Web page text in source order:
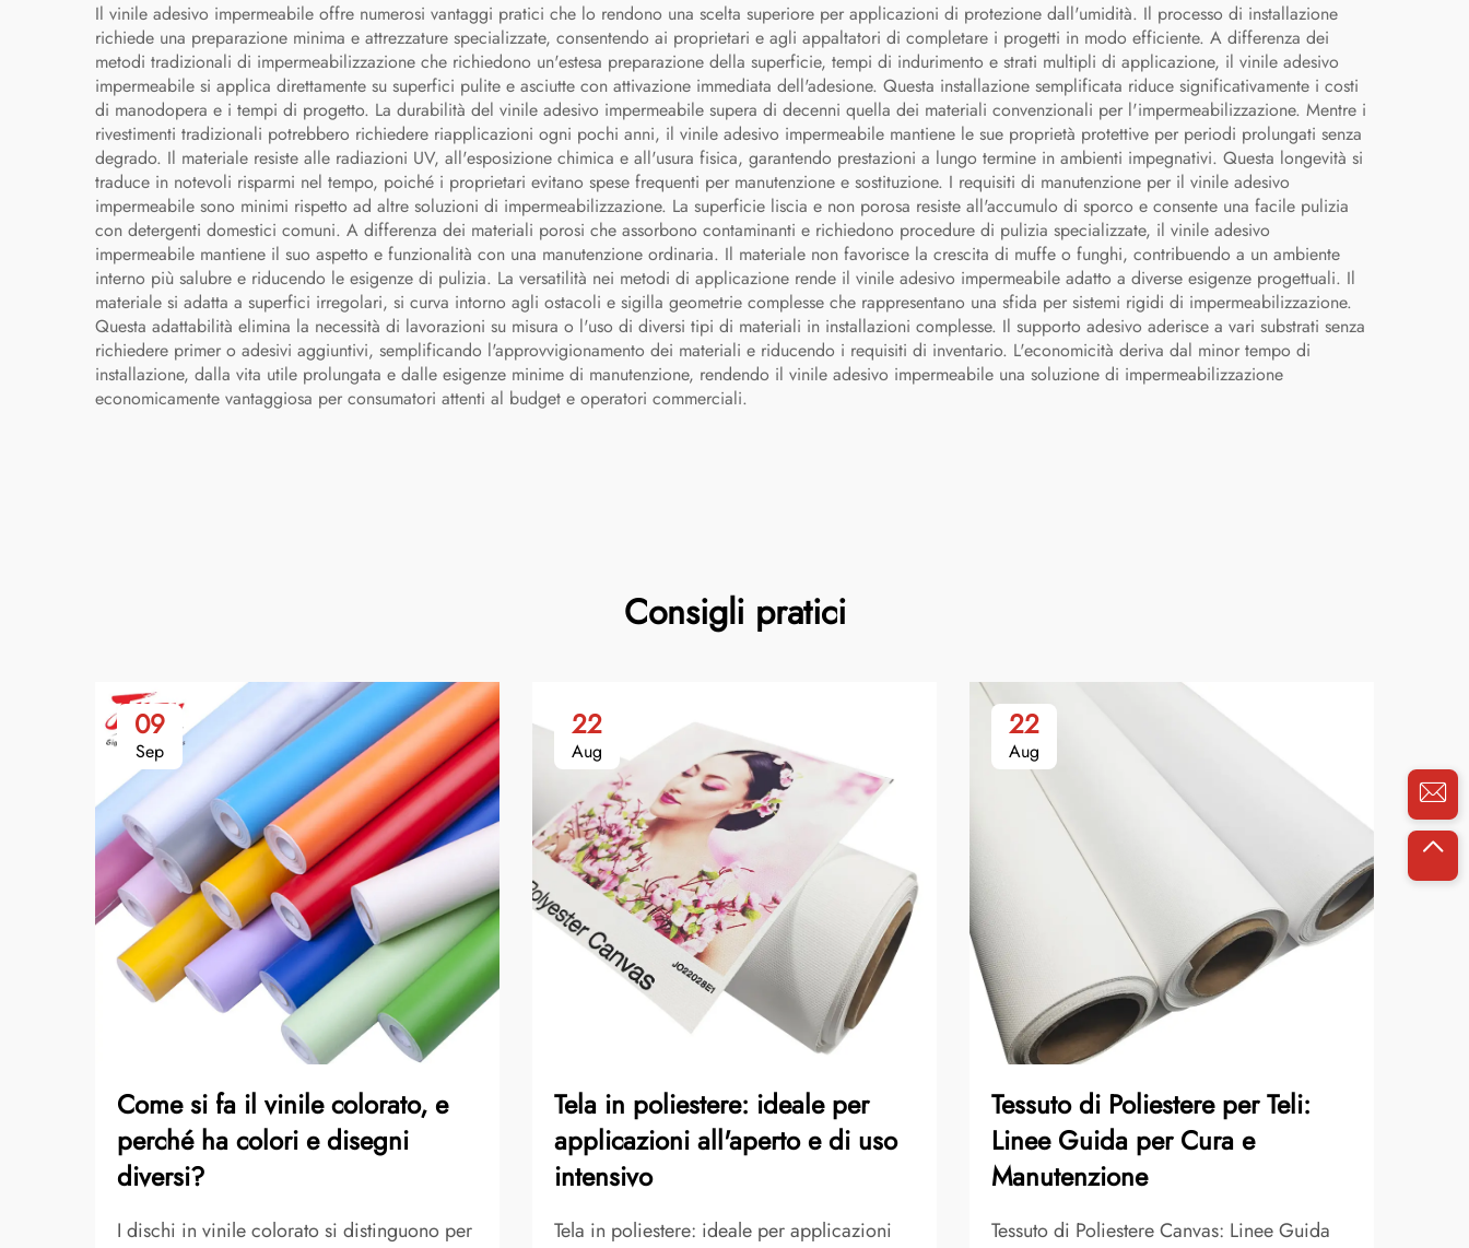
Il vinile adesivo impermeabile offre numerosi vantaggi pratici che lo rendono una scelta superiore per applicazioni di protezione dall'umidità. Il processo di installazione
richiede una preparazione minima e attrezzature specializzate, consentendo ai proprietari e agli appaltatori di completare i progetti in modo efficiente. A differenza dei
metodi tradizionali di impermeabilizzazione che richiedono un'estesa preparazione della superficie, tempi di indurimento e strati multipli di applicazione, il vinile adesivo
impermeabile si applica direttamente su superfici pulite e asciutte con attivazione immediata dell'adesione. Questa installazione semplificata riduce significativamente i costi
di manodopera e i tempi di progetto. La durabilità del vinile adesivo impermeabile supera di decenni quella dei materiali convenzionali per l'impermeabilizzazione. Mentre i
rivestimenti tradizionali potrebbero richiedere riapplicazioni ogni pochi anni, il vinile adesivo impermeabile mantiene le sue proprietà protettive per periodi prolungati senza
degrado. Il materiale resiste alle radiazioni UV, all'esposizione chimica e all'usura fisica, garantendo prestazioni a lungo termine in ambienti impegnativi. Questa longevità si
traduce in notevoli risparmi nel tempo, poiché i proprietari evitano spese frequenti per manutenzione e sostituzione. I requisiti di manutenzione per il vinile adesivo
impermeabile sono minimi rispetto ad altre soluzioni di impermeabilizzazione. La superficie liscia e non porosa resiste all'accumulo di sporco e consente una facile pulizia
con detergenti domestici comuni. A differenza dei materiali porosi che assorbono contaminanti e richiedono procedure di pulizia specializzate, il vinile adesivo
impermeabile mantiene il suo aspetto e funzionalità con una manutenzione ordinaria. Il materiale non favorisce la crescita di muffe o funghi, contribuendo a un ambiente
interno più salubre e riducendo le esigenze di pulizia. La versatilità nei metodi di applicazione rende il vinile adesivo impermeabile adatto a diverse esigenze progettuali. Il
materiale si adatta a superfici irregolari, si curva intorno agli ostacoli e sigilla geometrie complesse che rappresentano una sfida per sistemi rigidi di impermeabilizzazione.
Questa adattabilità elimina la necessità di lavorazioni su misura o l'uso di diversi tipi di materiali in installazioni complesse. Il supporto adesivo aderisce a vari substrati senza
richiedere primer o adesivi aggiuntivi, semplificando l'approvvigionamento dei materiali e riducendo i requisiti di inventario. L'economicità deriva dal minor tempo di
installazione, dalla vita utile prolungata e dalle esigenze minime di manutenzione, rendendo il vinile adesivo impermeabile una soluzione di impermeabilizzazione
economicamente vantaggiosa per consumatori attenti al budget e operatori commerciali.
Consigli pratici
09
Sep
Come si fa il vinile colorato, e
perché ha colori e disegni
diversi?
I dischi in vinile colorato si distinguono per
22
Aug
Tela in poliestere: ideale per
applicazioni all'aperto e di uso
intensivo
Tela in poliestere: ideale per applicazioni
22
Aug
Tessuto di Poliestere per Teli:
Linee Guida per Cura e
Manutenzione
Tessuto di Poliestere Canvas: Linee Guida